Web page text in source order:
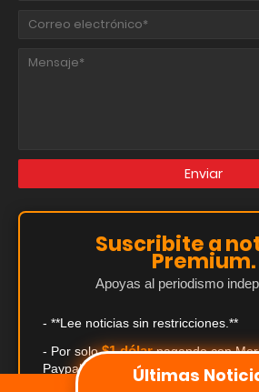
Últimas
Suscribite a
Premium.
Apoyas al periodismo
- **Lee noticias sin restricciones.**
- Por solo$1 dólarpagando con
Paypal.